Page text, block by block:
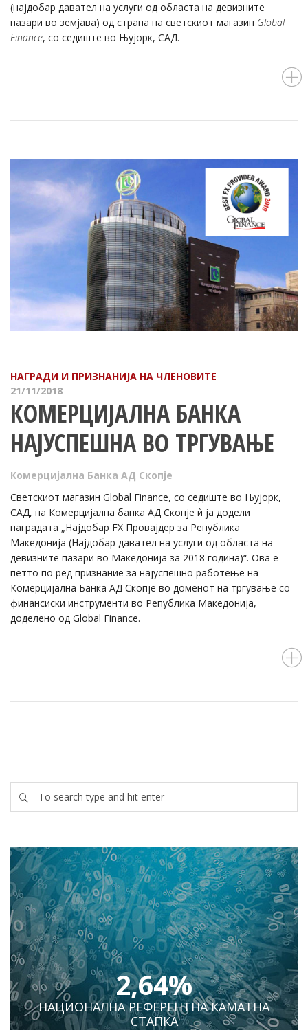
(најдобар давател на услуги од областа на девизните
пазари во земјава) од страна на светскиот магазин Global
Finance, со седиште во Њујорк, САД.
НАГРАДИ И ПРИЗНАНИЈА НА ЧЛЕНОВИТЕ
21/11/2018
КОМЕРЦИЈАЛНА БАНКА
НАЈУСПЕШНА ВО ТРГУВАЊЕ
Комерцијална Банка АД Скопје
Светскиот магазин Global Finance, со седиште во Њујорк,
САД, на Комерцијална банка АД Скопје ѝ ја додели
наградата „Најдобар FX Провајдер за Република
Македонија (Најдобар давател на услуги од областа на
девизните пазари во Македонија за 2018 година)“. Ова е
петто по ред признание за најуспешно работење на
Комерцијална Банка АД Скопје во доменот на тргување со
финансиски инструменти во Република Македонија,
доделено од Global Finance.
2,64%
НАЦИОНАЛНА РЕФЕРЕНТНА КАМАТНА
СТАПКА